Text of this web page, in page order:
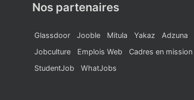
Nos partenaires
Glassdoor Jooble Mitula Yakaz Adzuna
Jobculture
Emplois Web Cadres en mission
StudentJob
WhatJobs